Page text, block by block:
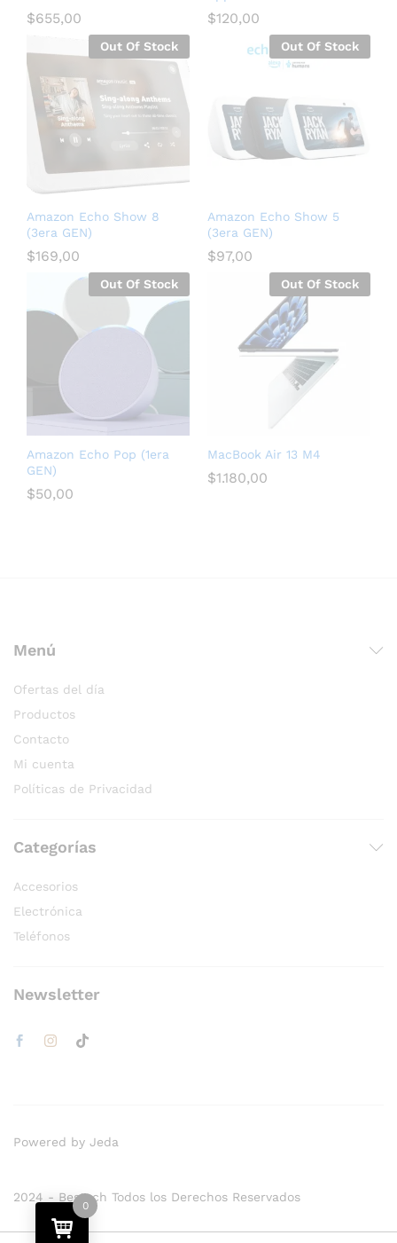
$655,00 $120,00
Out Of Stock
Amazon Echo Show 8
(3era GEN)
$169,00
Out Of Stock
Amazon Echo Show 5
(3era GEN)
$97,00
Out Of Stock
Amazon Echo Pop (1era
GEN)
$50,00
Out Of Stock
MacBook Air 13 M4
$1.180,00
Menú
Ofertas del día
Productos
Contacto
Mi cuenta
Políticas de Privacidad
Categorías
Accesorios
Electrónica
Teléfonos
Newsletter
2024 - Bestech Todos los Derechos Reservados
Powered by Jeda
0